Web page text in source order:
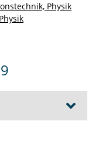
Physik